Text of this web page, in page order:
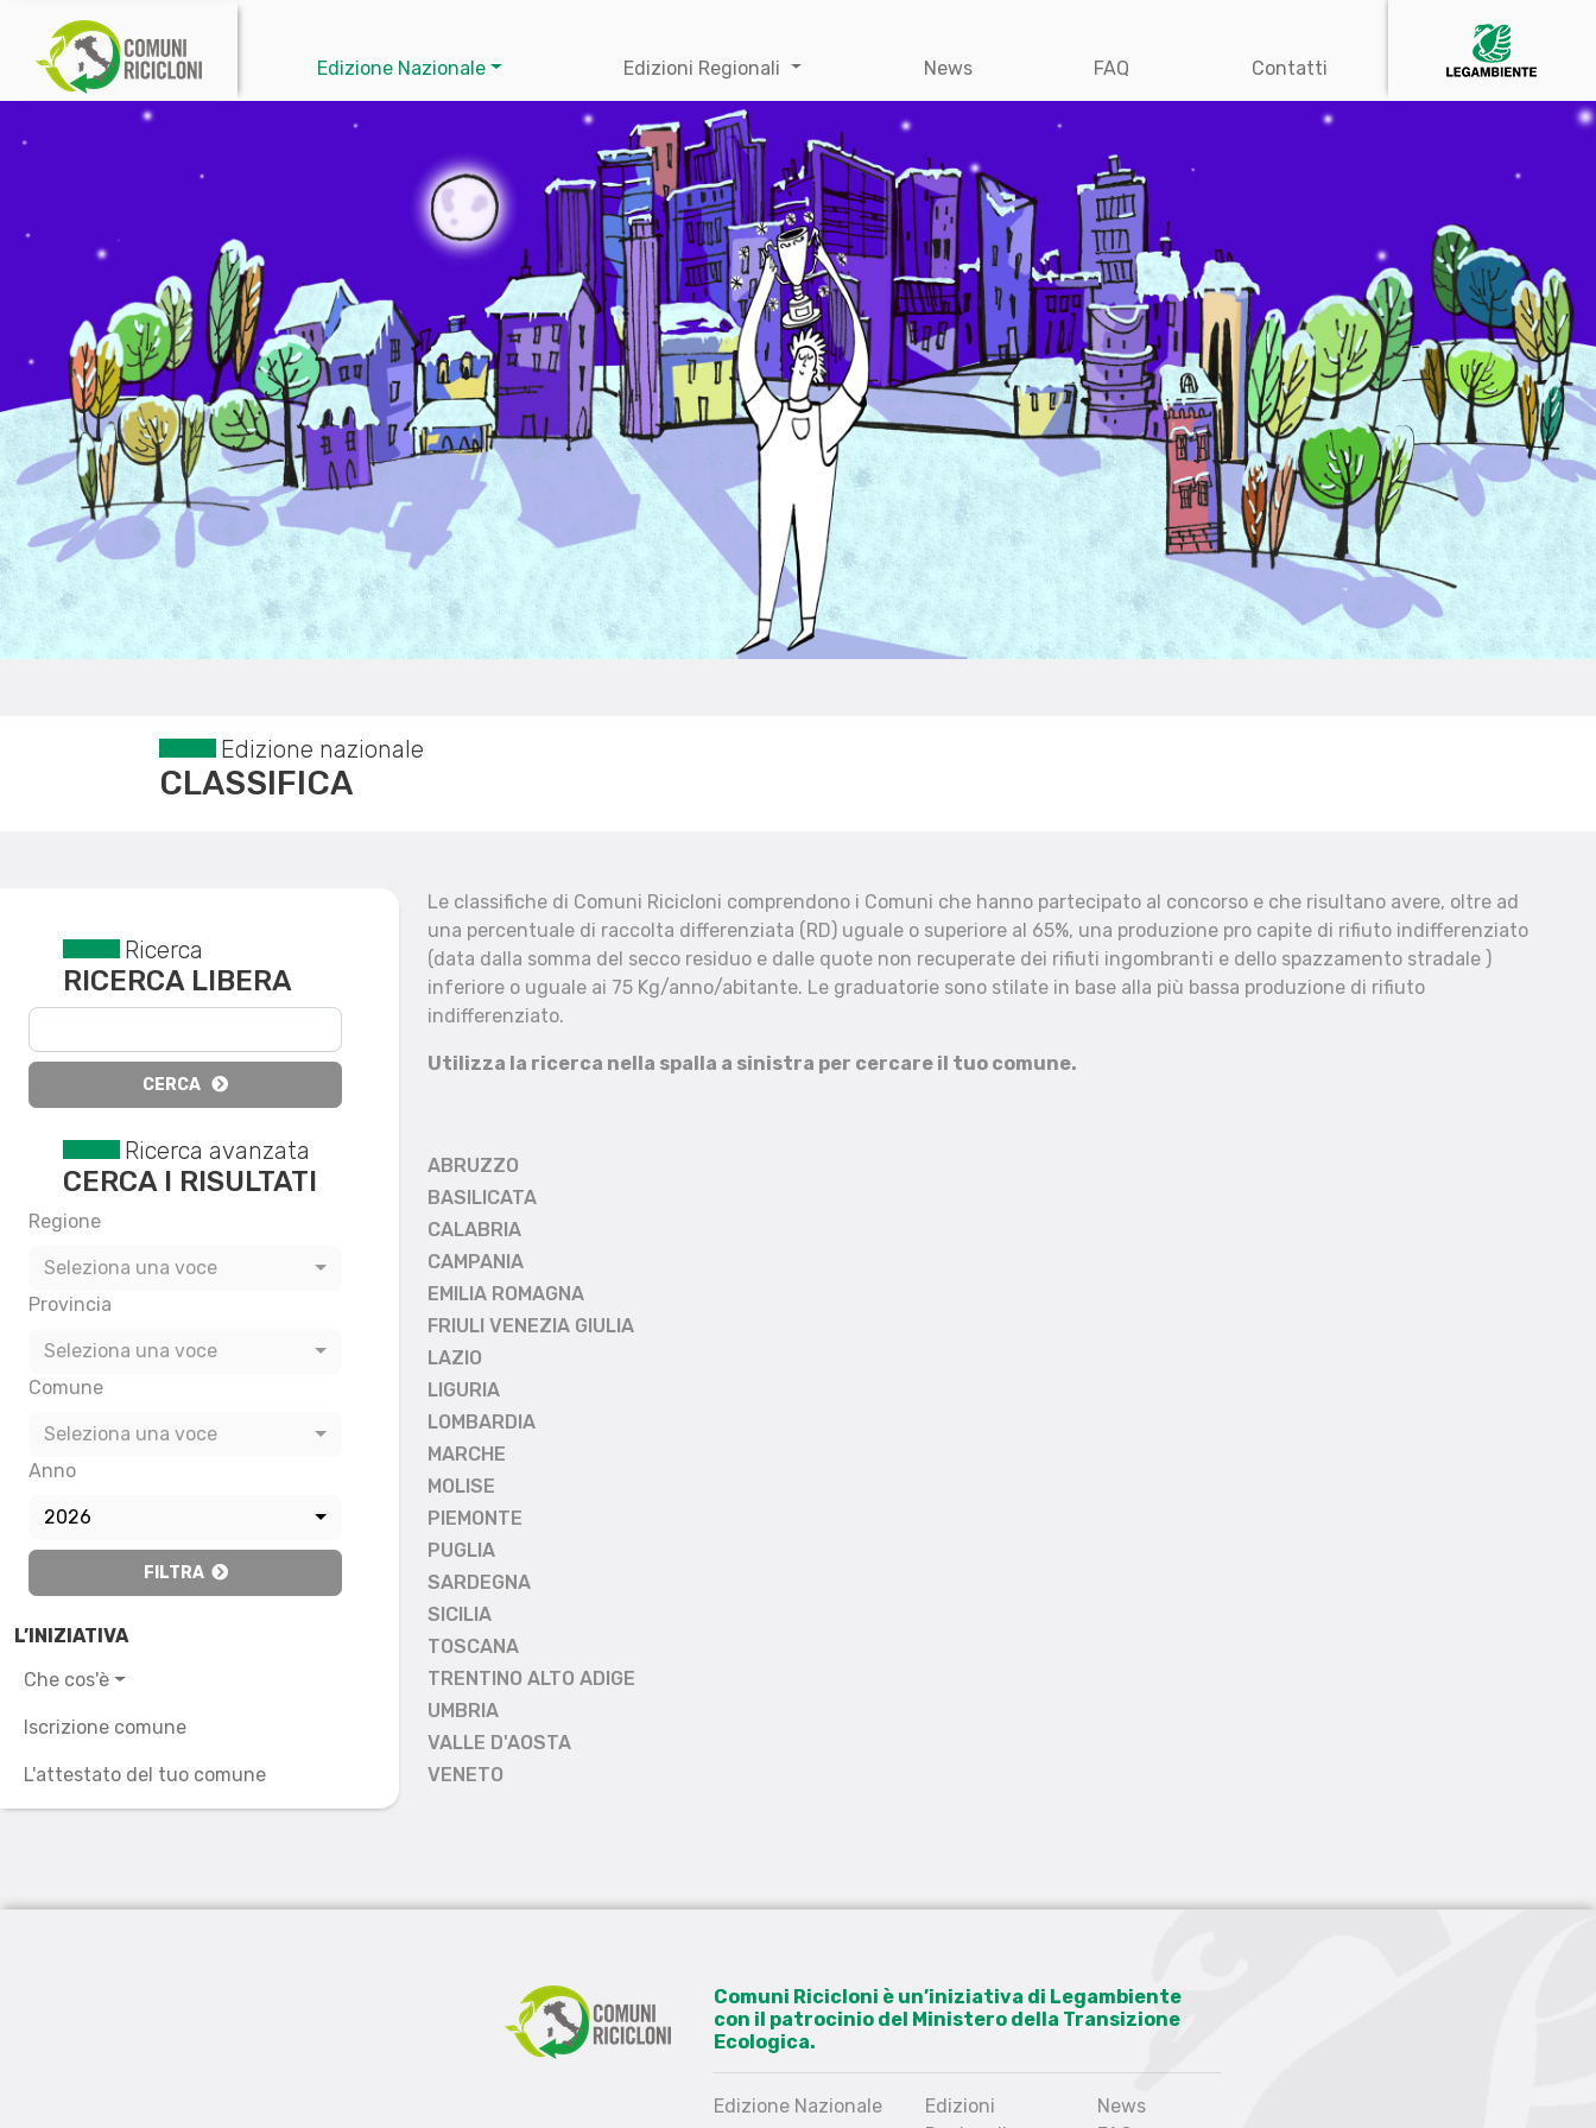
Edizione Nazionale Edizioni Regionali News FAQ Contatti
Edizione nazionale
CLASSIFICA
Reset filtri
Ricerca
RICERCA LIBERA
CERCA
Ricerca avanzata
CERCA I RISULTATI
Regione
Seleziona una voce
Provincia
Seleziona una voce
Comune
Seleziona una voce
Anno
2026
FILTRA
L’INIZIATIVA
Che cos'è
Iscrizione comune
L'attestato del tuo comune
Le classifiche di Comuni Ricicloni comprendono i Comuni che hanno partecipato al concorso e che risultano avere, oltre ad
una percentuale di raccolta differenziata (RD) uguale o superiore al 65%, una produzione pro capite di rifiuto indifferenziato
(data dalla somma del secco residuo e dalle quote non recuperate dei rifiuti ingombranti e dello spazzamento stradale )
inferiore o uguale ai 75 Kg/anno/abitante. Le graduatorie sono stilate in base alla più bassa produzione di rifiuto
indifferenziato.
Utilizza la ricerca nella spalla a sinistra per cercare il tuo comune.
ABRUZZO
BASILICATA
CALABRIA
CAMPANIA
EMILIA ROMAGNA
FRIULI VENEZIA GIULIA
LAZIO
LIGURIA
LOMBARDIA
MARCHE
MOLISE
PIEMONTE
PUGLIA
SARDEGNA
SICILIA
TOSCANA
TRENTINO ALTO ADIGE
UMBRIA
VALLE D'AOSTA
VENETO
Comuni Ricicloni è un’iniziativa di Legambiente
con il patrocinio del Ministero della Transizione
Ecologica.
Edizione Nazionale
Edizioni
News